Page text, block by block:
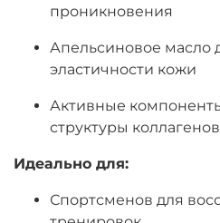
проникновения
Апельсиновое масло
эластичности кожи
Активные
структуры
Идеально для:
Спортсменов для